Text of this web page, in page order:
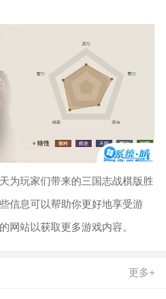
玩家们带来的三国志战棋版胜
信息可以帮助你更好地享受游
网站以获取更多游戏内容。
更多+